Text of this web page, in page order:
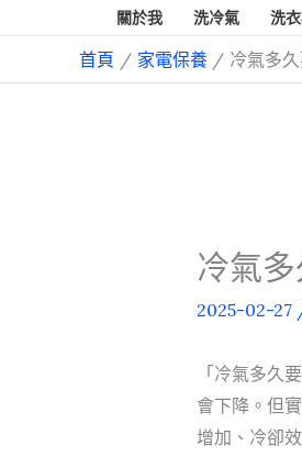
主
關於我 洗冷氣 洗
首頁 家電保養 冷氣多
冷氣
2025-02-27
「冷氣多久
會下降。但
增加、冷卻